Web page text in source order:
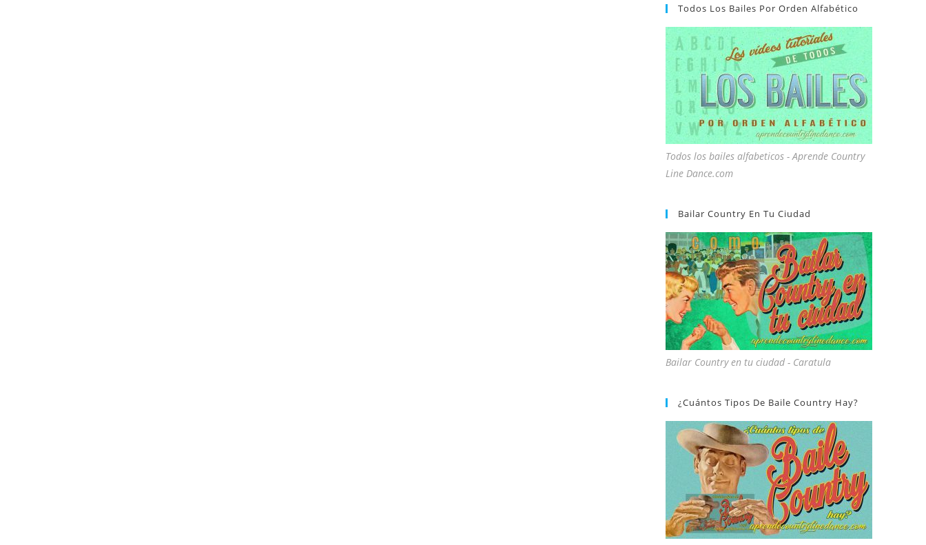
Todos Los Bailes Por Orden Alfabético
Todos los bailes alfabeticos - Aprende Country
Line Dance.com
Bailar Country En Tu Ciudad
Bailar Country en tu ciudad - Caratula
¿Cuántos Tipos De Baile Country Hay?